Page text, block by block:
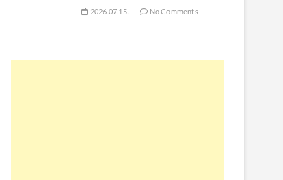
2026.07.15. No Comments